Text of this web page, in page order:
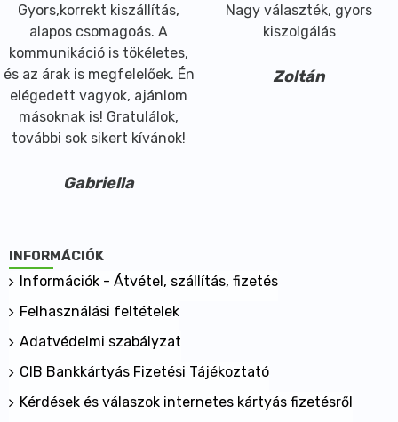
Gyors,korrekt kiszállítás,
alapos csomagoás. A
kommunikáció is tökéletes,
és az árak is megfelelőek. Én
elégedett vagyok, ajánlom
másoknak is! Gratulálok,
további sok sikert kívánok!
Gabriella
Nagy választék, gyors
kiszolgálás
Zoltán
INFORMÁCIÓK
Információk - Átvétel, szállítás, fizetés
Felhasználási feltételek
Adatvédelmi szabályzat
CIB Bankkártyás Fizetési Tájékoztató
Kérdések és válaszok internetes kártyás fizetésről